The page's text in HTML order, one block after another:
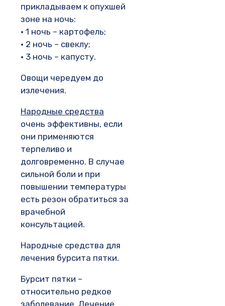
прикладываем к опухшей
зоне на ночь:
• 1 ночь – картофель;
• 2 ночь – свеклу;
• 3 ночь – капусту.
Овощи чередуем до
излечения.
Народные средства
очень эффективны, если
они применяются
терпеливо и
долговременно. В случае
сильной боли и при
повышении температуры
есть резон обратиться за
врачебной
консультацией.
Народные средства для
лечения бурсита пятки.
Бурсит пятки –
относительно редкое